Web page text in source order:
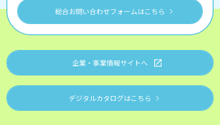
総合お問い合わせフォームはこちら
企業・事業情報サイトへ
デジタルカタログはこちら